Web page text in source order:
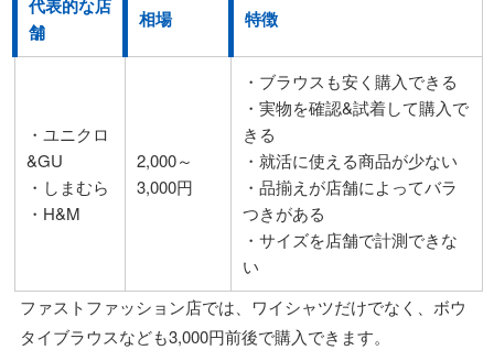
代表的な店
舗
相場 特徴
・ユニクロ
&GU
・しまむら
・H&M
2,000～
3,000円
・ブラウスも安く購入できる
・実物を確認&試着して購入で
きる
・就活に使える商品が少ない
・品揃えが店舗によってバラ
つきがある
・サイズを店舗で計測できな
い
ファストファッション店では、ワイシャツだけでなく、ボウ
タイブラウスなども3,000円前後で購入できます。